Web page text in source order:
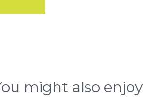
might also enjoy